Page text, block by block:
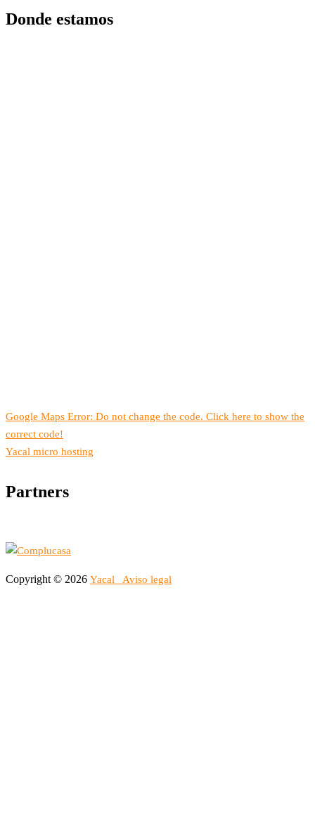
Donde estamos
Google Maps Error: Do not change the code. Click here to show the
correct code!
Yacal micro hosting
Partners
Copyright © 2026 Yacal Aviso legal